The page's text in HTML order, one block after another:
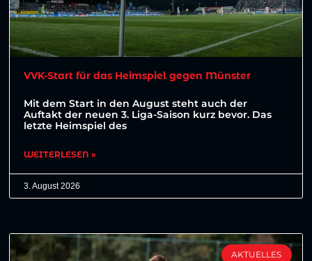
VVK-Start für das Heimspiel gegen Münster
Mit dem Start in den August steht auch der
Auftakt der neuen 3. Liga-Saison kurz bevor. Das
letzte Heimspiel des
WEITERLESEN »
3. August 2026
AKTUELLES